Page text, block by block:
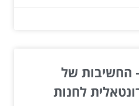
החשיבות של
לחנות